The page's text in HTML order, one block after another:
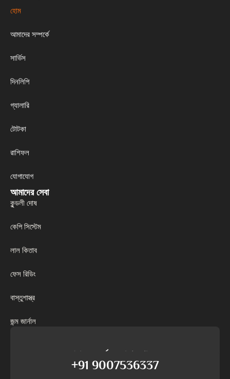
হোম
আমাদের সম্পর্কে
সার্ভিস
দিনলিপি
গ্যালারি
টোটকা
রাশিফল
যোগাযোগ
আমাদের সেবা
কুন্ডলী দোষ
কেপি সিস্টেম
লাল কিতাব
ফেস রিডিং
বাস্তুশাস্ত্র
জন্ম জার্নাল
আমাদের সমর্থনের সাথে কথা বলুন
+91 9007536337